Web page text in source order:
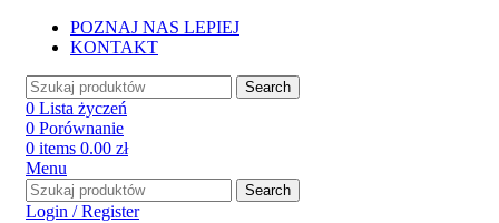
POZNAJ NAS LEPIEJ
KONTAKT
Search
0 Lista życzeń
0 Porównanie
0 items 0.00 zł
Menu
Search
Login / Register